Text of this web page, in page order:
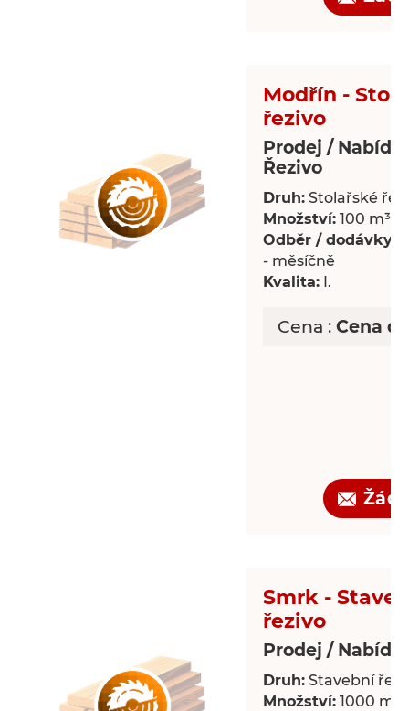
Modřín -
řezivo
Prodej /
Řezivo
Druh: Stolařské
Množství: 100 m³
Odběr / dodávky:
- měsíčně
Kvalita: I.
Cena : Cena
Smrk -
řezivo
Prodej /
Druh: Stavební
Množství: 1000 m³